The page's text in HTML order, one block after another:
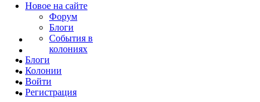
Новое на сайте
Форум
Блоги
События в
колониях
Блоги
Колонии
Войти
Peгиcтpaция